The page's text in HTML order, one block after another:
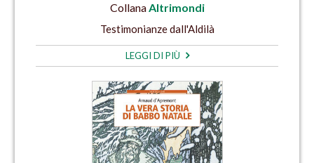
CollanaAltrimondi
Testimonianze dall'Aldilà
LEGGI DI PIÙ